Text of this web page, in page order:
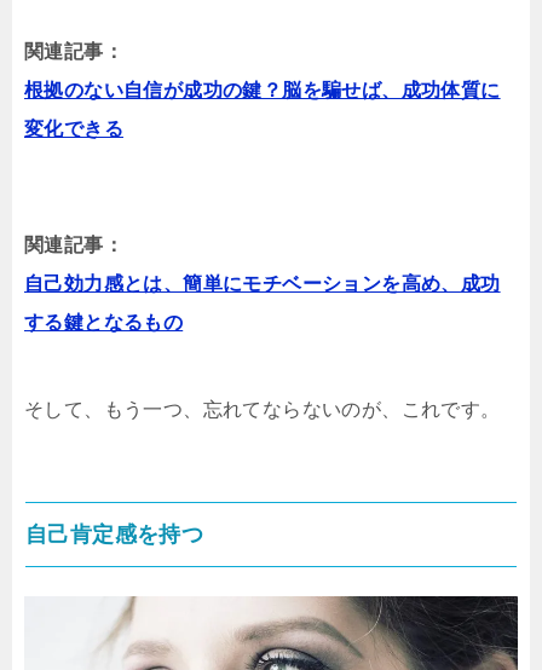
関連記事：
根拠のない自信が成功の鍵？脳を騙せば、成功体質に
変化できる
関連記事：
自己効力感とは、簡単にモチベーションを高め、成功
する鍵となるもの
そして、もう一つ、忘れてならないのが、これです。
自己肯定感を持つ